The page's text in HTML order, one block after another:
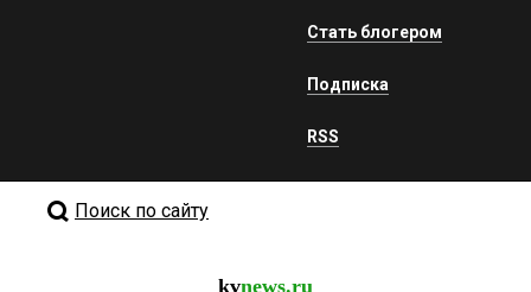
Стать блогером
Подписка
RSS
Поиск по сайту
kvnews.ru